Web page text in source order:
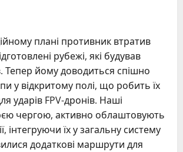
плані противник втратив
рубежі, які будував
Тепер йому доводиться спішно
у відкритому полі, що робить їх
ударів FPV-дронів. Наші
чергою, активно облаштовують
інтегруючи їх у загальну систему
додаткові маршрути для